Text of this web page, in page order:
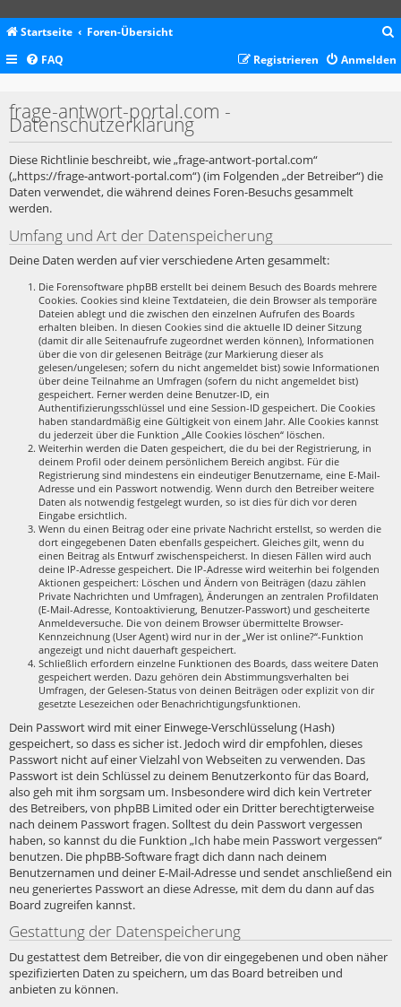
Startseite Foren-Übersicht
c
FAQ Anmelden
Registrieren
frage-antwort-portal.com -
Datenschutzerklärung
Diese Richtlinie beschreibt, wie „frage-antwort-portal.com“
(„https://frage-antwort-portal.com“) (im Folgenden „der Betreiber“) die
Daten verwendet, die während deines Foren-Besuchs gesammelt
werden.
Umfang und Art der Datenspeicherung
Deine Daten werden auf vier verschiedene Arten gesammelt:
Die Forensoftware phpBB erstellt bei deinem Besuch des Boards mehrere
Cookies. Cookies sind kleine Textdateien, die dein Browser als temporäre
Dateien ablegt und die zwischen den einzelnen Aufrufen des Boards
erhalten bleiben. In diesen Cookies sind die aktuelle ID deiner Sitzung
(damit dir alle Seitenaufrufe zugeordnet werden können), Informationen
über die von dir gelesenen Beiträge (zur Markierung dieser als
gelesen/ungelesen; sofern du nicht angemeldet bist) sowie Informationen
über deine Teilnahme an Umfragen (sofern du nicht angemeldet bist)
gespeichert. Ferner werden deine Benutzer-ID, ein
Authentifizierungsschlüssel und eine Session-ID gespeichert. Die Cookies
haben standardmäßig eine Gültigkeit von einem Jahr. Alle Cookies kannst
du jederzeit über die Funktion „Alle Cookies löschen“ löschen.
Weiterhin werden die Daten gespeichert, die du bei der Registrierung, in
deinem Profil oder deinem persönlichem Bereich angibst. Für die
Registrierung sind mindestens ein eindeutiger Benutzername, eine E-Mail-
Adresse und ein Passwort notwendig. Wenn durch den Betreiber weitere
Daten als notwendig festgelegt wurden, so ist dies für dich vor deren
Eingabe ersichtlich.
Wenn du einen Beitrag oder eine private Nachricht erstellst, so werden die
dort eingegebenen Daten ebenfalls gespeichert. Gleiches gilt, wenn du
einen Beitrag als Entwurf zwischenspeicherst. In diesen Fällen wird auch
deine IP-Adresse gespeichert. Die IP-Adresse wird weiterhin bei folgenden
Aktionen gespeichert: Löschen und Ändern von Beiträgen (dazu zählen
Private Nachrichten und Umfragen), Änderungen an zentralen Profildaten
(E-Mail-Adresse, Kontoaktivierung, Benutzer-Passwort) und gescheiterte
Anmeldeversuche. Die von deinem Browser übermittelte Browser-
Kennzeichnung (User Agent) wird nur in der „Wer ist online?“-Funktion
angezeigt und nicht dauerhaft gespeichert.
Schließlich erfordern einzelne Funktionen des Boards, dass weitere Daten
gespeichert werden. Dazu gehören dein Abstimmungsverhalten bei
Umfragen, der Gelesen-Status von deinen Beiträgen oder explizit von dir
gesetzte Lesezeichen oder Benachrichtigungsfunktionen.
Dein Passwort wird mit einer Einwege-Verschlüsselung (Hash)
gespeichert, so dass es sicher ist. Jedoch wird dir empfohlen, dieses
Passwort nicht auf einer Vielzahl von Webseiten zu verwenden. Das
Passwort ist dein Schlüssel zu deinem Benutzerkonto für das Board,
also geh mit ihm sorgsam um. Insbesondere wird dich kein Vertreter
des Betreibers, von phpBB Limited oder ein Dritter berechtigterweise
nach deinem Passwort fragen. Solltest du dein Passwort vergessen
haben, so kannst du die Funktion „Ich habe mein Passwort vergessen“
benutzen. Die phpBB-Software fragt dich dann nach deinem
Benutzernamen und deiner E-Mail-Adresse und sendet anschließend ein
neu generiertes Passwort an diese Adresse, mit dem du dann auf das
Board zugreifen kannst.
Gestattung der Datenspeicherung
Du gestattest dem Betreiber, die von dir eingegebenen und oben näher
spezifizierten Daten zu speichern, um das Board betreiben und
anbieten zu können.